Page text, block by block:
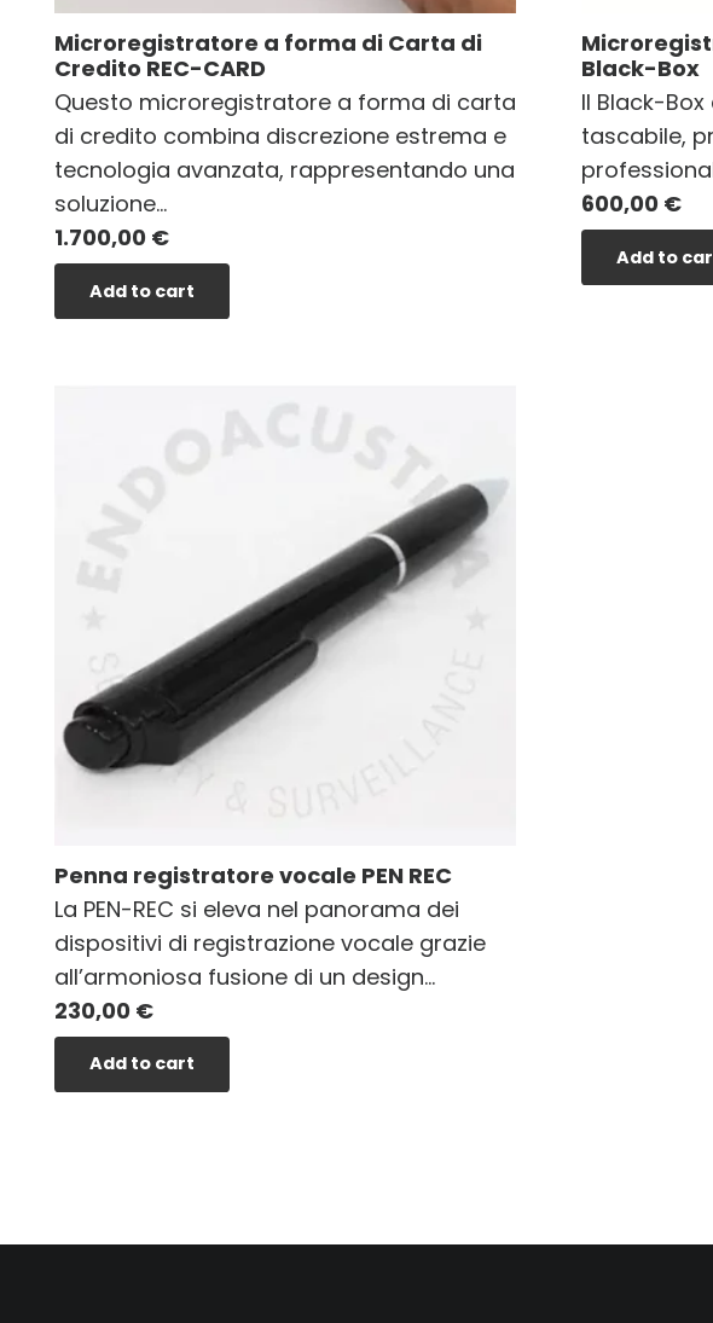
Microregistratore a forma di Carta di
Credito REC-CARD
Questo microregistratore a forma di carta
di credito combina discrezione estrema e
tecnologia avanzata, rappresentando una
soluzione…
1.700,00 €
Add to cart
Black-Box
Il Black-
tascabile,
600,00 €
Add to
Penna registratore vocale PEN REC
La PEN-REC si eleva nel panorama dei
dispositivi di registrazione vocale grazie
all’armoniosa fusione di un design…
230,00 €
Add to cart